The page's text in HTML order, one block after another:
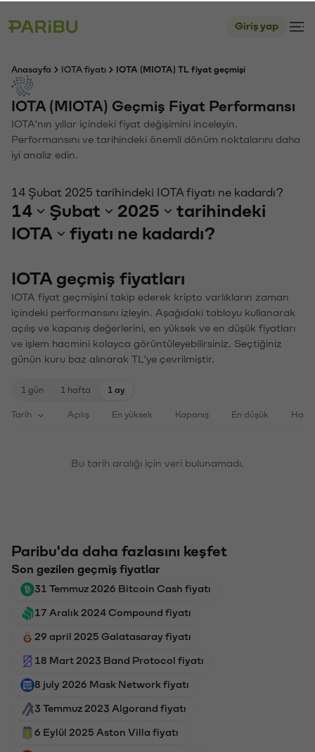
Giriş yap
Anasayfa IOTA fiyatı IOTA (MIOTA) TL fiyat geçmişi
IOTA (MIOTA) Geçmiş Fiyat Performansı
IOTA'nın yıllar içindeki fiyat değişimini inceleyin.
Performansını ve tarihindeki önemli dönüm noktalarını daha
iyi analiz edin.
14 Şubat 2025 tarihindeki IOTA fiyatı ne kadardı?
14 Şubat 2025
tarihindeki
IOTA
fiyatı ne kadardı?
IOTA geçmiş fiyatları
IOTA fiyat geçmişini takip ederek kripto varlıkların zaman
içindeki performansını izleyin. Aşağıdaki tabloyu kullanarak
açılış ve kapanış değerlerini, en yüksek ve en düşük fiyatları
ve işlem hacmini kolayca görüntüleyebilirsiniz. Seçtiğiniz
günün kuru baz alınarak TL'ye çevrilmiştir.
1 gün 1 hafta 1 ay
Tarih Açılış En yüksek Kapanış En düşük
Bu tarih aralığı için veri bulunamadı.
Paribu'da daha fazlasını keşfet
Son gezilen geçmiş fiyatlar
31 Temmuz 2026 Bitcoin Cash fiyatı
17 Aralık 2024 Compound fiyatı
29 april 2025 Galatasaray fiyatı
18 Mart 2023 Band Protocol fiyatı
8 july 2026 Mask Network fiyatı
3 Temmuz 2023 Algorand fiyatı
6 Eylül 2025 Aston Villa fiyatı